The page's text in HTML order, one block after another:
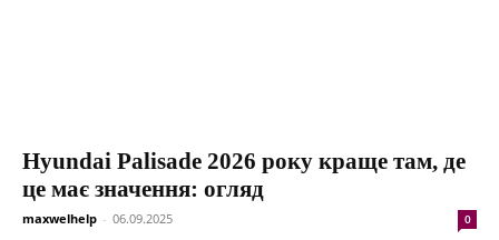
Hyundai Palisade 2026 року краще там, де
це має значення: огляд
maxwelhelp - 06.09.2025 0